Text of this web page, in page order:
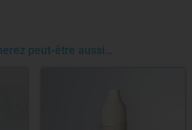
peut-être aussi…